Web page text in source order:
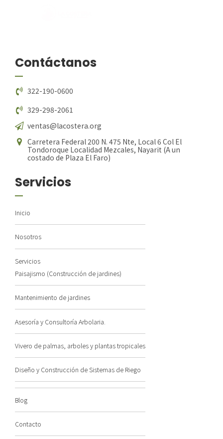
Contáctanos
322-190-0600
329-298-2061
ventas@lacostera.org
Carretera Federal 200 N. 475 Nte, Local 6 Col El
Tondoroque Localidad Mezcales, Nayarit (A un
costado de Plaza El Faro)
Servicios
Inicio
Nosotros
Servicios
Paisajismo (Construcción de jardines)
Mantenimiento de jardines
Asesoría y Consultoría Arbolaria.
Vivero de palmas, arboles y plantas tropicales
Diseño y Construcción de Sistemas de Riego
Blog
Contacto